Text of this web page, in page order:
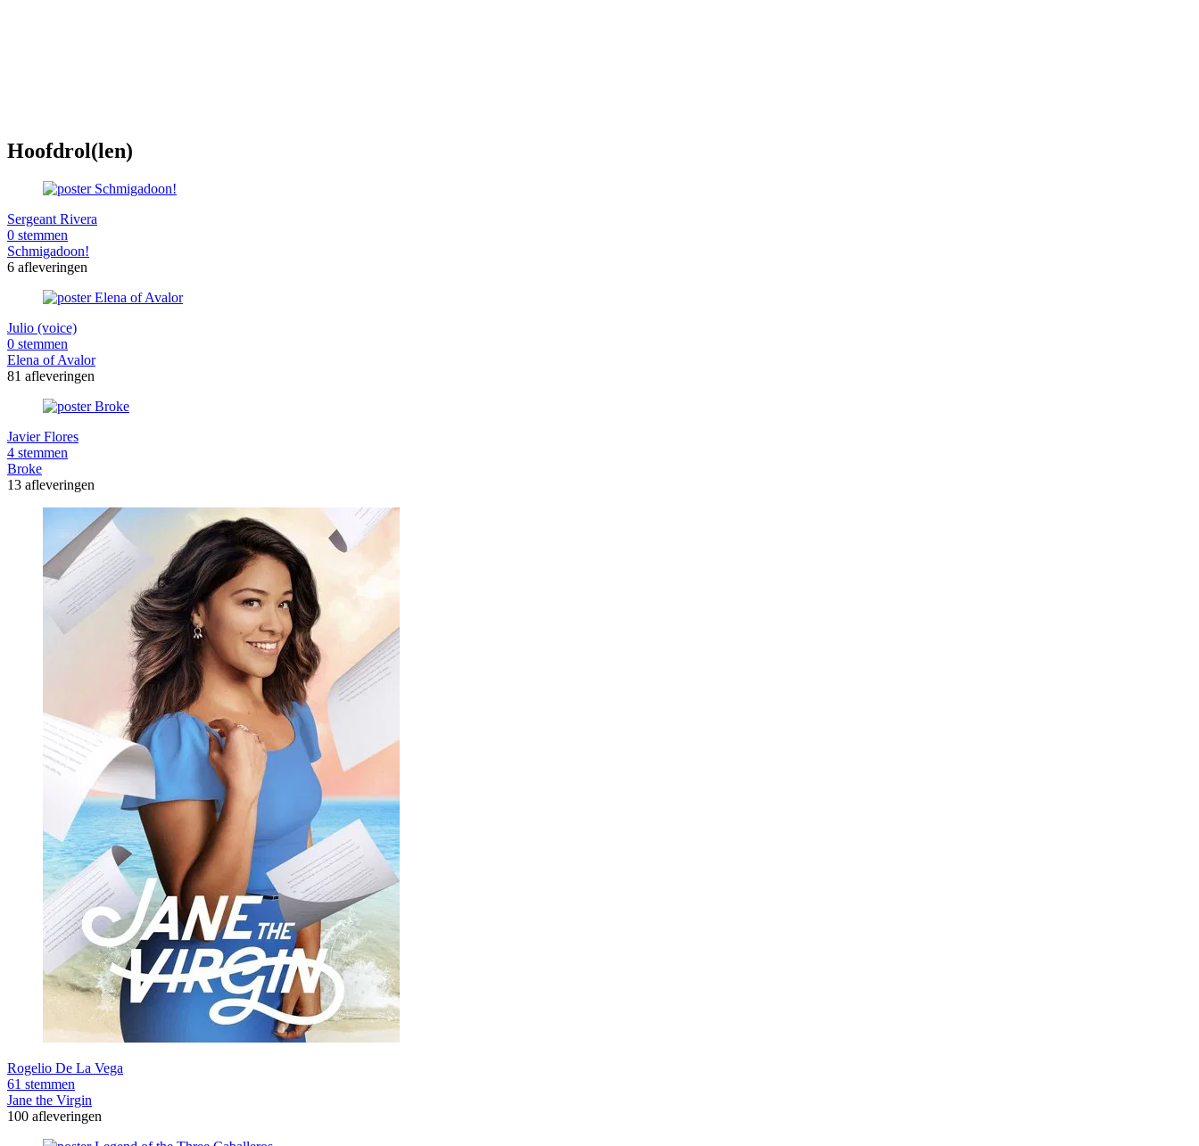
Hoofdrol(len)
Sergeant Rivera
0 stemmen
Schmigadoon!
6 afleveringen
Julio (voice)
0 stemmen
Elena of Avalor
81 afleveringen
Javier Flores
4 stemmen
Broke
13 afleveringen
Rogelio De La Vega
61 stemmen
Jane the Virgin
100 afleveringen